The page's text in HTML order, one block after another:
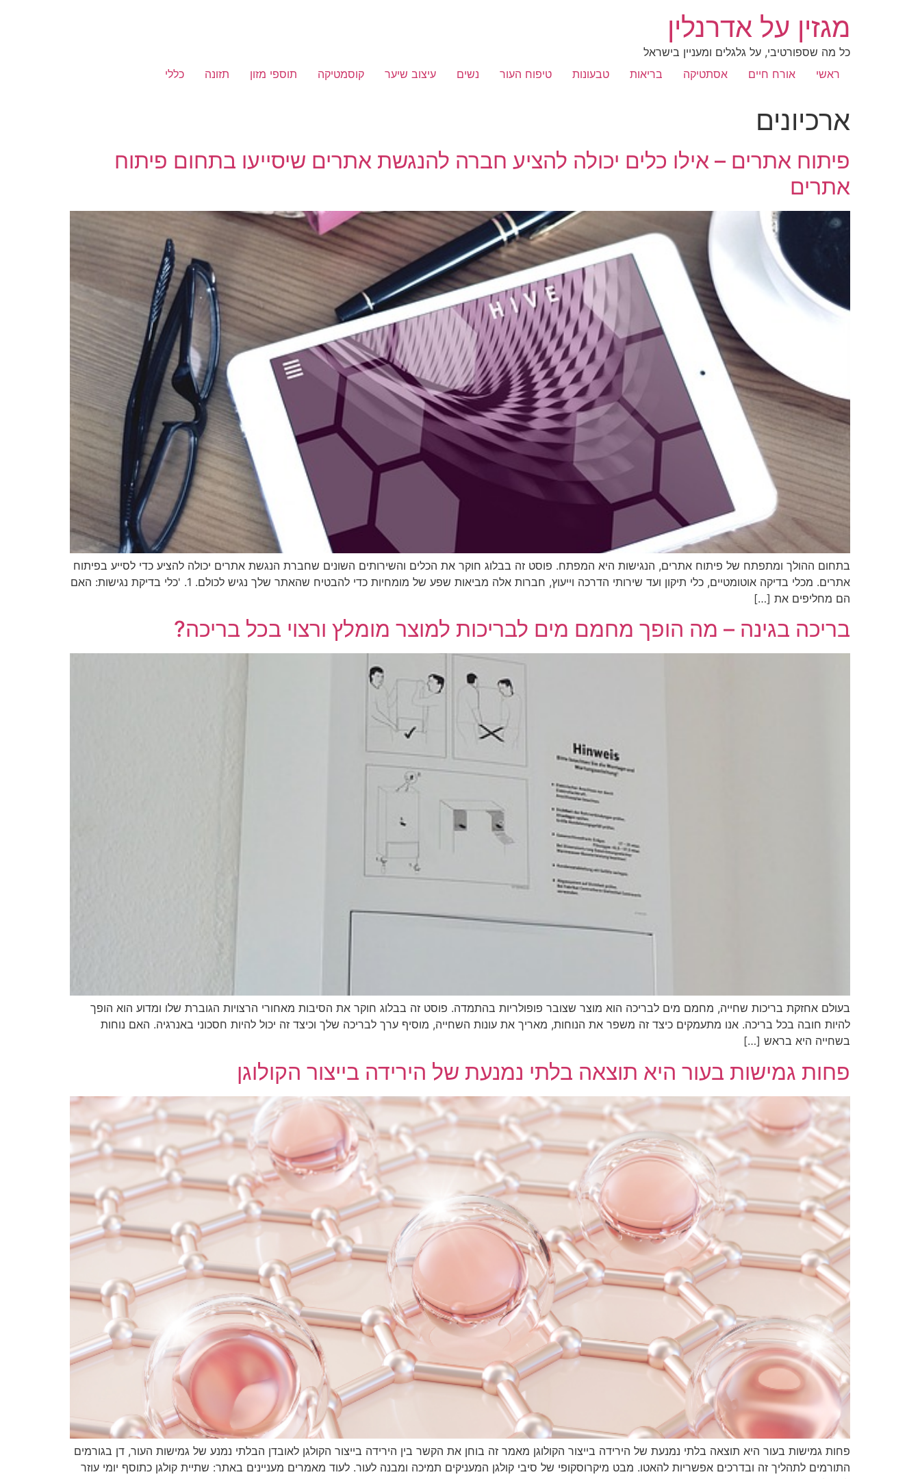
מגזין על אדרנלין
כל מה שספורטיבי, על גלגלים ומעניין בישראל
ראשי
אורח חיים אסתטיקה בריאות טבעונות טיפוח העור נשים עיצוב שיער קוסמטיקה תוספי מזון תזונה כללי
ארכיונים
פיתוח אתרים – אילו כלים יכולה להציע חברה להנגשת אתרים שיסייעו בתחום פיתוח
אתרים
בתחום ההולך ומתפתח של פיתוח אתרים, הנגישות היא המפתח. פוסט זה בבלוג חוקר את הכלים והשירותים השונים שחברת הנגשת אתרים יכולה להציע כדי לסייע בפיתוח
אתרים. מכלי בדיקה אוטומטיים, כלי תיקון ועד שירותי הדרכה וייעוץ, חברות אלה מביאות שפע של מומחיות כדי להבטיח שהאתר שלך נגיש לכולם. 1. 'כלי בדיקת נגישות: האם
הם מחליפים את […]
בריכה בגינה – מה הופך מחמם מים לבריכות למוצר מומלץ ורצוי בכל בריכה?
בעולם אחזקת בריכות שחייה, מחמם מים לבריכה הוא מוצר שצובר פופולריות בהתמדה. פוסט זה בבלוג חוקר את הסיבות מאחורי הרצויות הגוברת שלו ומדוע הוא הופך
להיות חובה בכל בריכה. אנו מתעמקים כיצד זה משפר את הנוחות, מאריך את עונות השחייה, מוסיף ערך לבריכה שלך וכיצד זה יכול להיות חסכוני באנרגיה. האם נוחות
בשחייה היא בראש […]
פחות גמישות בעור היא תוצאה בלתי נמנעת של הירידה בייצור הקולוגן
פחות גמישות בעור היא תוצאה בלתי נמנעת של הירידה בייצור הקולוגן מאמר זה בוחן את הקשר בין הירידה בייצור הקולגן לאובדן הבלתי נמנע של גמישות העור, דן בגורמים
התורמים לתהליך זה ובדרכים אפשריות להאטו. מבט מיקרוסקופי של סיבי קולגן המעניקים תמיכה ומבנה לעור. לעוד מאמרים מעניינים באתר: שתיית קולגן כתוסף יומי עוזר